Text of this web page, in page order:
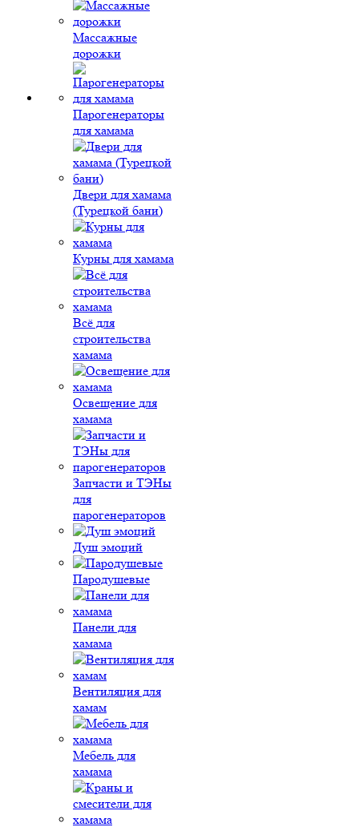
Массажные
дорожки
Парогенераторы
для хамама
Двери для хамама
(Турецкой бани)
Курны для хамама
Всё для
строительства
хамама
Освещение для
хамама
Запчасти и ТЭНы
для
парогенераторов
Душ эмоций
Пародушевые
Панели для
хамама
Вентиляция для
хамам
Мебель для
хамама